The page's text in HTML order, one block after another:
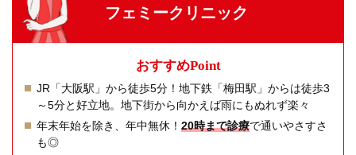
フェミークリニック
おすすめPoint
JR「大阪駅」から徒歩5分！地下鉄「梅田駅」からは徒歩3
～5分と好立地。地下街から向かえば雨にもぬれず楽々
年末年始を除き、年中無休！ 20時まで診療で通いやさすさ
も◎